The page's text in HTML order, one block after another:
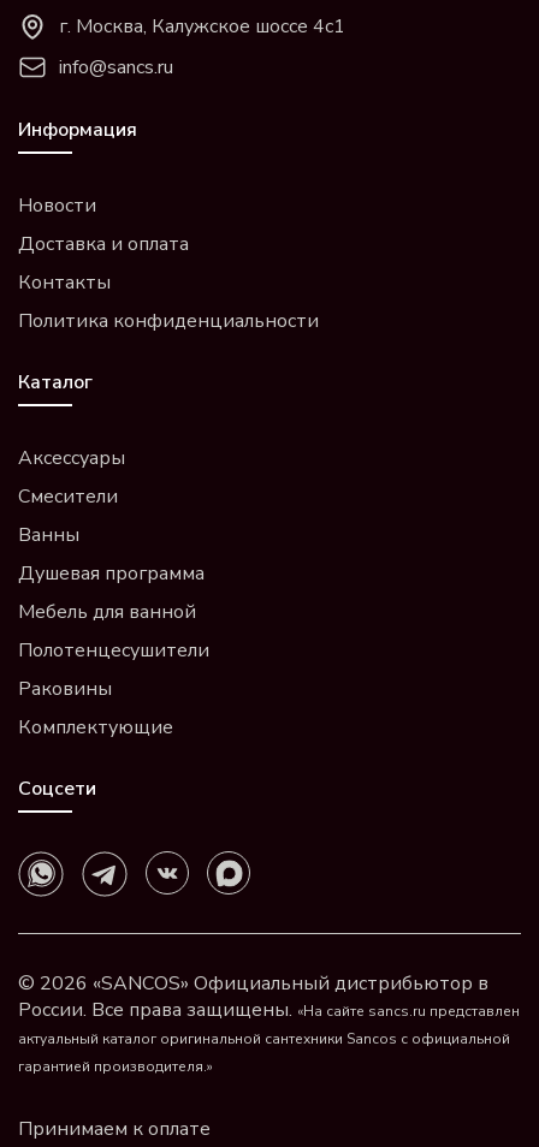
г. Москва, Калужское шоссе 4с1
info@sancs.ru
Информация
Новости
Доставка и оплата
Контакты
Политика конфиденциальности
Каталог
Аксессуары
Смесители
Ванны
Душевая программа
Мебель для ванной
Полотенцесушители
Раковины
Комплектующие
Соцсети
© 2026 «SANCOS» Официальный дистрибьютор в
России. Все права защищены. «На сайте sancs.ru представлен
актуальный каталог оригинальной сантехники Sancos с официальной
гарантией производителя.»